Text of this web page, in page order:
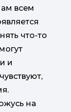
всем
что-то
и
на